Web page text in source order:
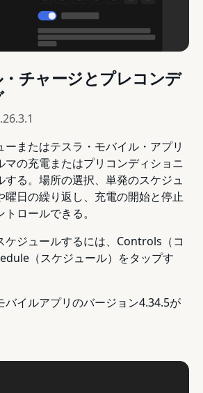
チャージとプレコンデ
またはテスラ・モバイル・アプリ
マの充電またはプリコンディショニ
する。場所の選択、単発のスケジュ
曜日の繰り返し、充電の開始と停止
ロールできる。
ケジュールするには、Controls（コ
（スケジュール）をタップす
バイルアプリのバージョン4.34.5が